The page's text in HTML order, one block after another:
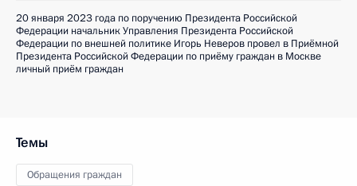
20 января 2023 года по поручению Президента Российской
Федерации начальник Управления Президента Российской
Федерации по внешней политике Игорь Неверов провел в Приёмной
Президента Российской Федерации по приёму граждан в Москве
личный приём граждан
Темы
Обращения граждан